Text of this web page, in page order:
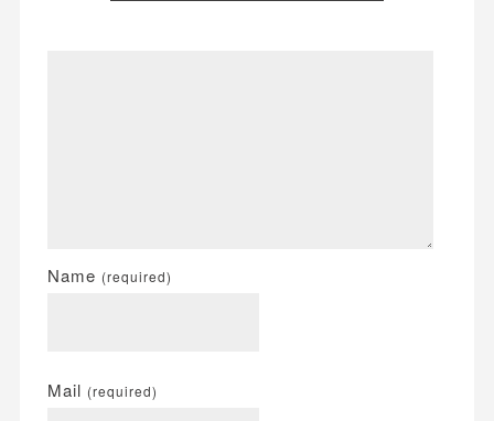
Name (required)
Mail (required)